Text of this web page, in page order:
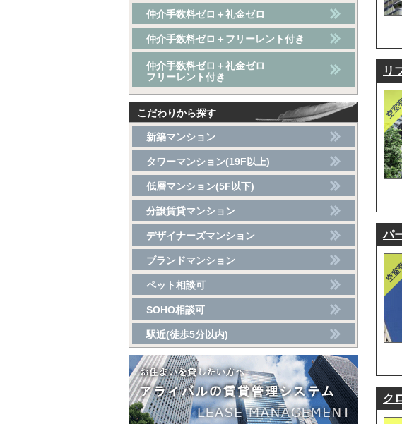
リ
パ
ク
仲介手数料ゼロ＋礼金ゼロ
仲介手数料ゼロ＋フリーレント付き
仲介手数料ゼロ＋礼金ゼロ
フリーレント付き
こだわりから探す
新築マンション
タワーマンション(19F以上)
低層マンション(5F以下)
分譲賃貸マンション
デザイナーズマンション
ブランドマンション
ペット相談可
SOHO相談可
駅近(徒歩5分以内)